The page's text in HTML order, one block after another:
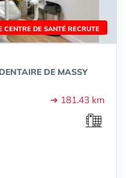
CENTRE DE SANTÉ RECRUTE
DE MASSY
➔ 181.43 km